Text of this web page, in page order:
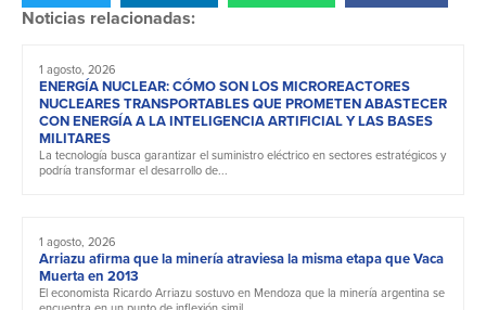
Noticias relacionadas:
1 agosto, 2026
ENERGÍA NUCLEAR: CÓMO SON LOS MICROREACTORES
NUCLEARES TRANSPORTABLES QUE PROMETEN ABASTECER
CON ENERGÍA A LA INTELIGENCIA ARTIFICIAL Y LAS BASES
MILITARES
La tecnología busca garantizar el suministro eléctrico en sectores estratégicos y
podría transformar el desarrollo de...
1 agosto, 2026
Arriazu afirma que la minería atraviesa la misma etapa que Vaca
Muerta en 2013
El economista Ricardo Arriazu sostuvo en Mendoza que la minería argentina se